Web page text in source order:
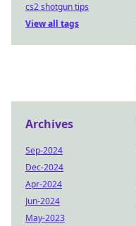
cs2 shotgun tips
View all tags
Archives
Sep-2024
Dec-2024
Apr-2024
Jun-2024
May-2023